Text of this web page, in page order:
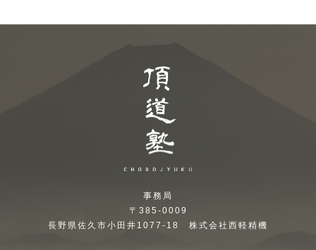
事務局
〒385-0009
長野県佐久市小田井1077-18 株式会社西軽精機